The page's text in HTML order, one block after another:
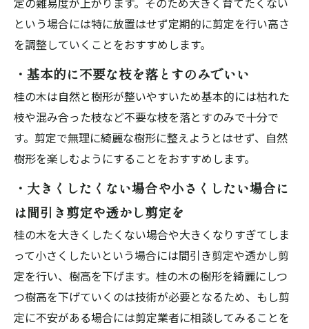
という場合には特に放置はせず定期的に剪定を行い高さ
を調整していくことをおすすめします。
・基本的に不要な枝を落とすのみでいい
桂の木は自然と樹形が整いやすいため基本的には枯れた
枝や混み合った枝など不要な枝を落とすのみで十分で
す。剪定で無理に綺麗な樹形に整えようとはせず、自然
樹形を楽しむようにすることをおすすめします。
・大きくしたくない場合や小さくしたい場合に
は間引き剪定や透かし剪定を
桂の木を大きくしたくない場合や大きくなりすぎてしま
って小さくしたいという場合には間引き剪定や透かし剪
定を行い、樹高を下げます。桂の木の樹形を綺麗にしつ
つ樹高を下げていくのは技術が必要となるため、もし剪
定に不安がある場合には剪定業者に相談してみることを